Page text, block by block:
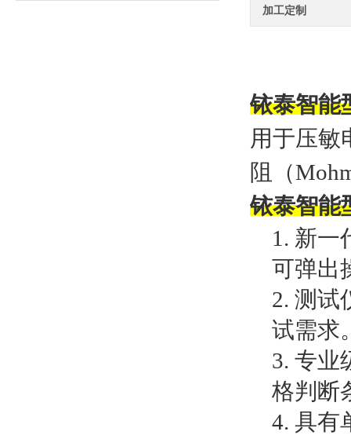
加工定制
铱泰智能
用于压敏
阻（
铱泰智能
1. 新一
可弹出
2. 测试
试需求
3. 专业
格判断
4. 具有